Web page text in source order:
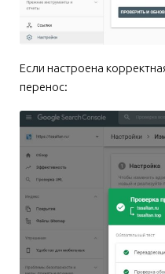
Если настроена
перенос: